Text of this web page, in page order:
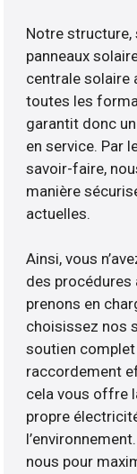
Notre structure,
panneaux
centrale solaire
toutes les
garantit donc
en service. Par
savoir-faire,
manière
actuelles.
Ainsi, vous
des procédures
prenons en
choisissez nos
soutien
raccordement
cela vous offre
propre
nous pour